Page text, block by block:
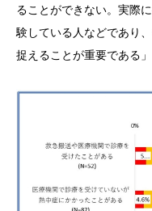
ることができない。実際
験している人などであり
捉えることが重要である